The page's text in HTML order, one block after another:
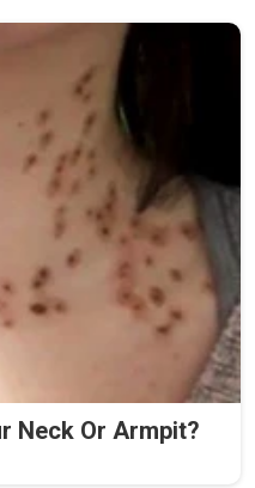
Neck Or Armpit?